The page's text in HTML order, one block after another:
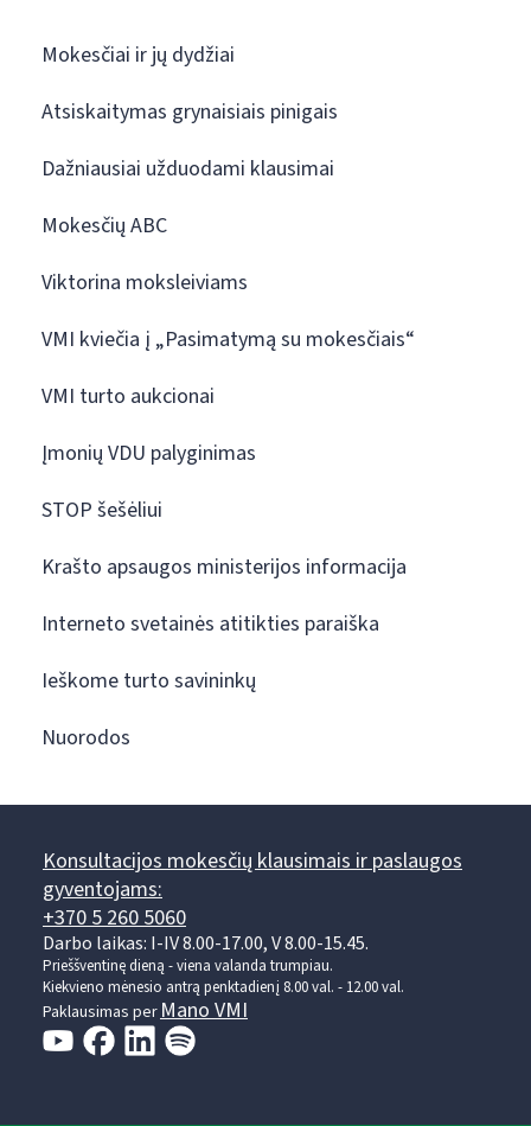
Mokesčiai ir jų dydžiai
Atsiskaitymas grynaisiais pinigais
Dažniausiai užduodami klausimai
Mokesčių ABC
Viktorina moksleiviams
VMI kviečia į „Pasimatymą su mokesčiais“
VMI turto aukcionai
Įmonių VDU palyginimas
STOP šešėliui
Krašto apsaugos ministerijos informacija
Interneto svetainės atitikties paraiška
Ieškome turto savininkų
Nuorodos
Konsultacijos mokesčių klausimais ir paslaugos
gyventojams:
+370 5 260 5060
Darbo laikas: I-IV 8.00-17.00, V 8.00-15.45.
Prieššventinę dieną - viena valanda trumpiau.
Kiekvieno mėnesio antrą penktadienį 8.00 val. - 12.00 val.
Paklausimas perMano VMI